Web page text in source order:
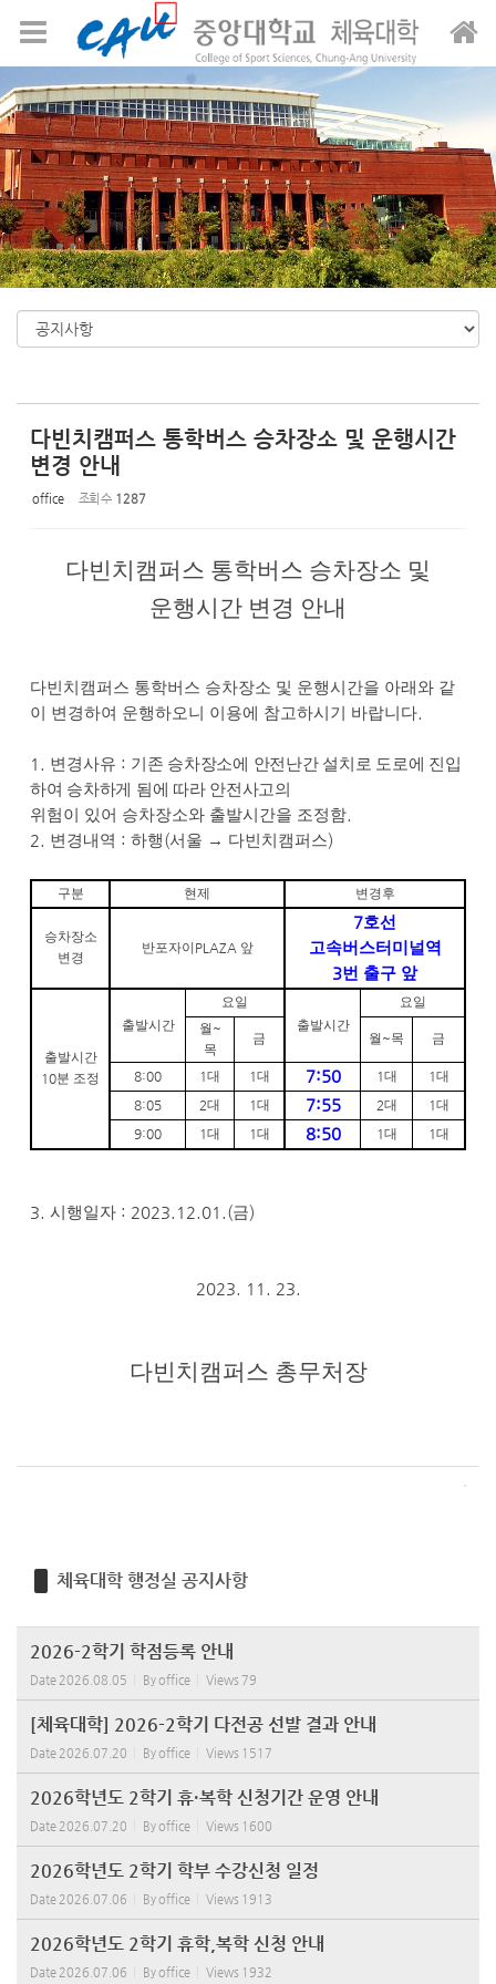
메뉴 건너뛰기
다빈치캠퍼스 통학버스 승차장소 및 운행시간
변경 안내
office 조회 수 1287
다빈치캠퍼스 통학버스 승차장소 및
운행시간 변경 안내
다빈치캠퍼스 통학버스 승차장소 및 운행시간을 아래와 같
이 변경하여 운행하오니 이용에 참고하시기 바랍니다
1. 변경사유 : 기존 승차장소에 안전난간 설치로 도로에 진입
하여 승차하게 됨에 따라 안전사고의
위험이 있어 승차장소와 출발시간을 조정함
2. 변경내역 : 하행(서울 → 다빈치캠퍼스)
구분 현제 변경후
승차장소
변경
반포자이 PLAZA 앞
7호선
고속버스터미널역
3번 출구 앞
출발시간
10분 조정
출발시간
요일
출발시간
요일
월 ~
목
금 월 ~목 금
8:00 1대 1대 7:50 1대 1대
8:05
2대 1대 7:55 2대 1대
9:00
1대 1대 8:50 1대 1대
3. 시행일자 : 2023.12.01.(금)
2023. 11. 23.
다빈치캠퍼스 총무처장
체육대학 행정실 공지사항
2026-2학기 학점등록 안내
Date 2026.08.05 Byoffice Views 79
[체육대학] 2026-2학기 다전공 선발 결과 안내
Date 2026.07.20 Byoffice Views 1517
2026학년도 2학기 휴·복학 신청기간 운영 안내
Date 2026.07.20 Byoffice Views 1600
2026학년도 2학기 학부 수강신청 일정
Date 2026.07.06 Byoffice Views 1913
2026학년도 2학기 휴학,복학 신청 안내
Date 2026.07.06 Byoffice Views 1932